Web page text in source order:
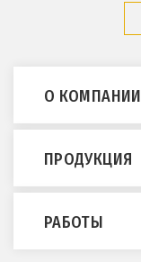
О КОМПАНИИ
О нас
Примеры работ
Опросные
ГОСТы и
ПРОДУКЦИЯ
Мостовые
Кран-балки
РАБОТЫ